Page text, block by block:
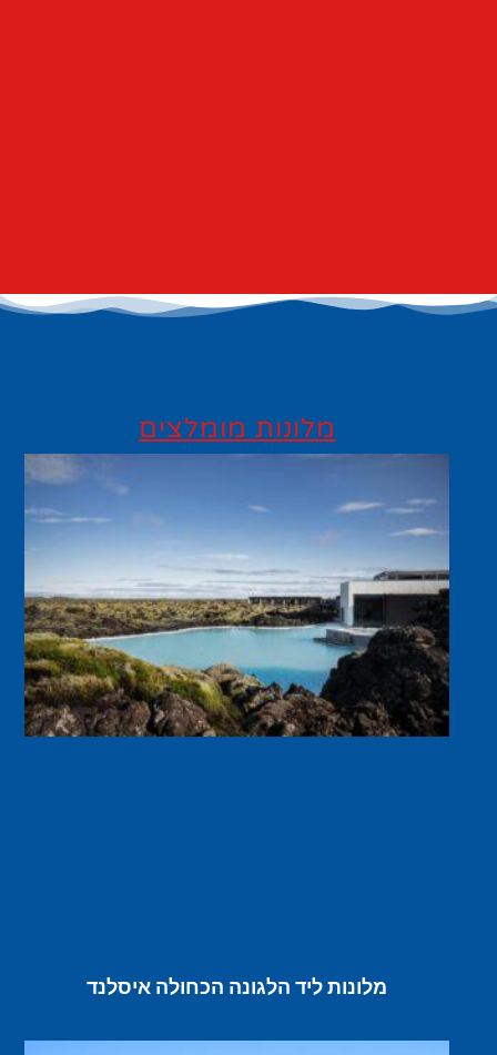
מלונות מומלצים
מלונות ליד הלגונה הכחולה איסלנד